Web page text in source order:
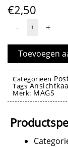
€2,50
-
Wenskaarten
Baybee
aantal
+
Toevoegen
Categorieën
Tags
Merk: MAGS